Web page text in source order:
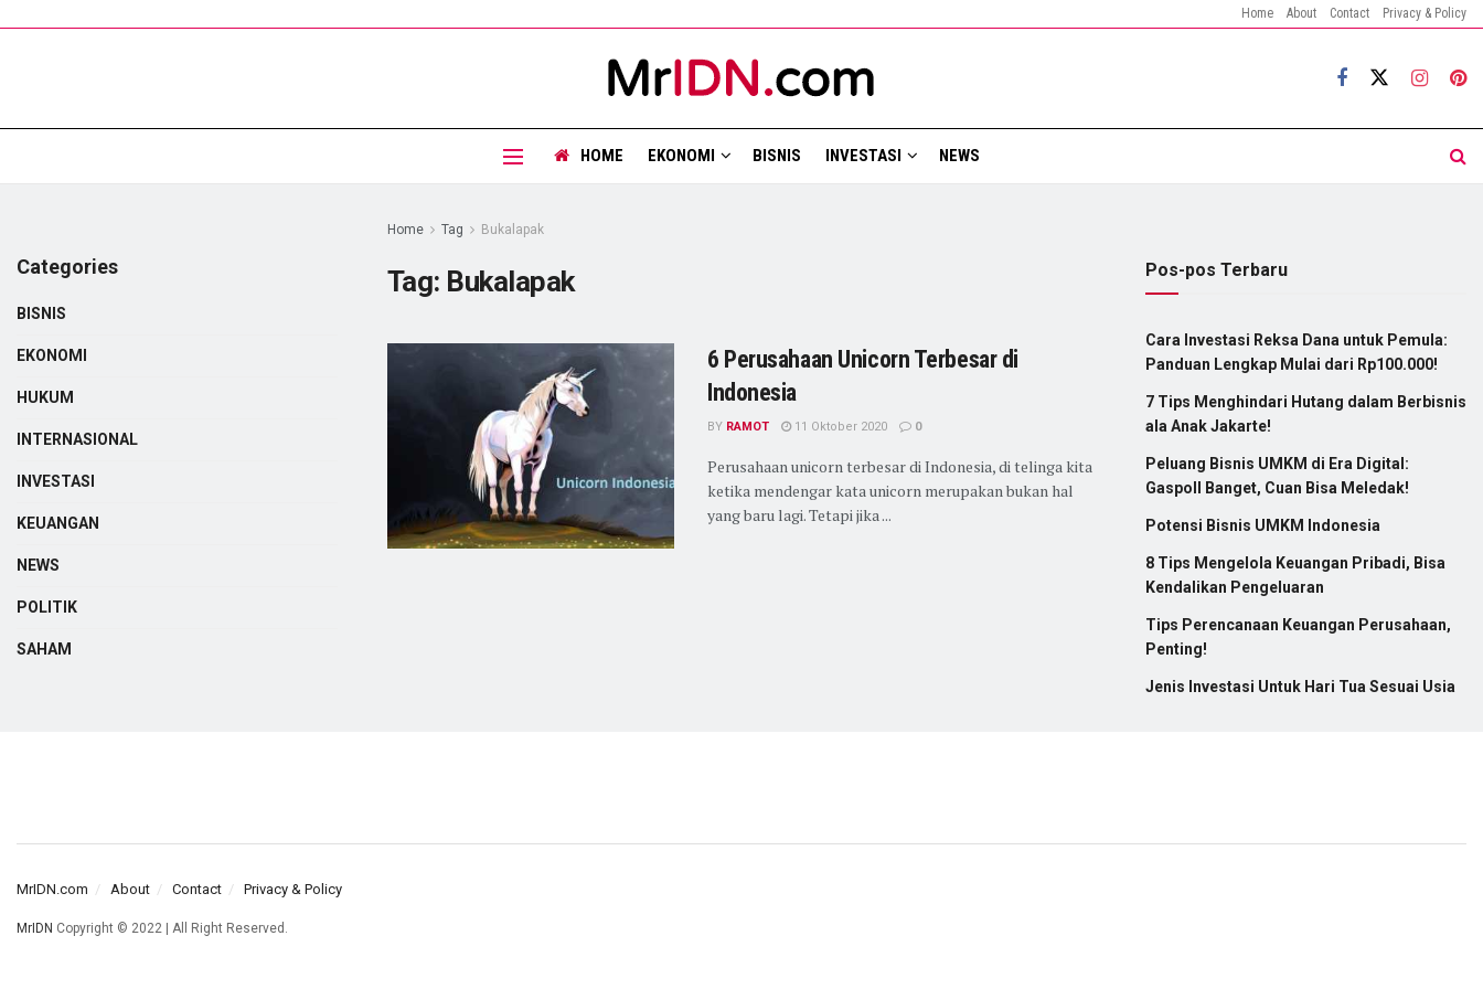
Home About Contact Privacy & Policy
HOME EKONOMI BISNIS INVESTASI NEWS
Home Tag Bukalapak
Tag: Bukalapak
6 Perusahaan Unicorn Terbesar di
Indonesia
BY RAMOT 11 Oktober 2020 0
Perusahaan unicorn terbesar di Indonesia, di telinga kita
ketika mendengar kata unicorn merupakan bukan hal
yang baru lagi. Tetapi jika ...
Categories
BISNIS
EKONOMI
HUKUM
INTERNASIONAL
INVESTASI
KEUANGAN
NEWS
POLITIK
SAHAM
Pos-pos Terbaru
Cara Investasi Reksa Dana untuk Pemula:
Panduan Lengkap Mulai dari Rp100.000!
7 Tips Menghindari Hutang dalam Berbisnis
ala Anak Jakarte!
Peluang Bisnis UMKM di Era Digital:
Gaspoll Banget, Cuan Bisa Meledak!
Potensi Bisnis UMKM Indonesia
8 Tips Mengelola Keuangan Pribadi, Bisa
Kendalikan Pengeluaran
Tips Perencanaan Keuangan Perusahaan,
Penting!
Jenis Investasi Untuk Hari Tua Sesuai Usia
MrIDN.com About Contact Privacy & Policy
MrIDN Copyright © 2022 | All Right Reserved.